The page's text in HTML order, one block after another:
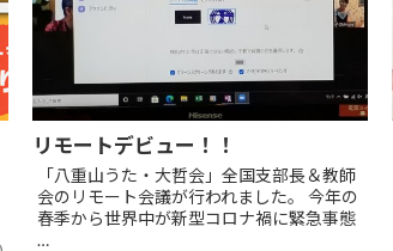
リモートデビュー！！
「八重山うた・大哲会」全国支部長＆教師
会のリモート会議が行われました。 今年の
春季から世界中が新型コロナ禍に緊急事態
…